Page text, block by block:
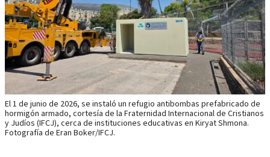
El 1 de junio de 2026, se instaló un refugio antibombas prefabricado de
hormigón armado, cortesía de la Fraternidad Internacional de Cristianos
y Judíos (IFCJ), cerca de instituciones educativas en Kiryat Shmona.
Fotografía de Eran Boker/IFCJ.